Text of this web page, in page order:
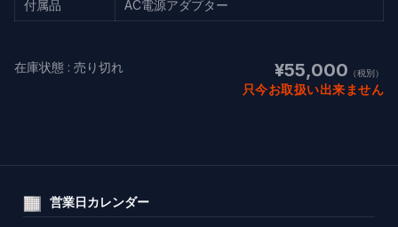
付属品 AC電源アダプター
在庫状態 : 売り切れ ¥55,000 （税別）
只今お取扱い出来ません
営業日カレンダー